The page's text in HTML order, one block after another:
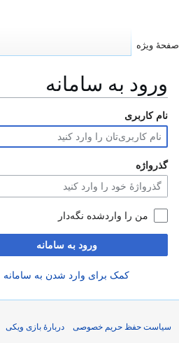
ورود به سامانه
پرش
ناوبری
پرش
جستجو
نام کاربری
گذرواژه
من را واردشده نگه‌دار
ورود به سامانه
کمک برای وارد شدن به سامانه
صفحهٔ ویژه
سیاست حفظ حریم خصوصی دربارهٔ بازی ویکی